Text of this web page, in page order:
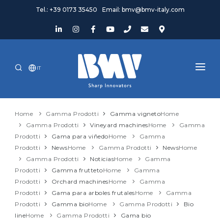
Tel.: +39 0173 35450 Email: bmv@bmv-italy.com
IT
HOME
PRODOTTI
NEWS ED EVENTI
OCCASIONI
ASSISTENZA
Home Gamma Prodotti Gamma vignetoHome
Gamma Prodotti
Vineyard machinesHome
Gamma
Prodotti
Gama para viñedoHome
Gamma
Prodotti
NewsHome Gamma Prodotti NewsHome
Gamma Prodotti
NoticiasHome
Gamma
Prodotti
Gamma fruttetoHome
Gamma
Prodotti
Orchard machinesHome
Gamma
Prodotti
Gama para arboles frutalesHome
Gamma
Prodotti
Gamma bioHome Gamma Prodotti
Bio
lineHome Gamma Prodotti Gama bio